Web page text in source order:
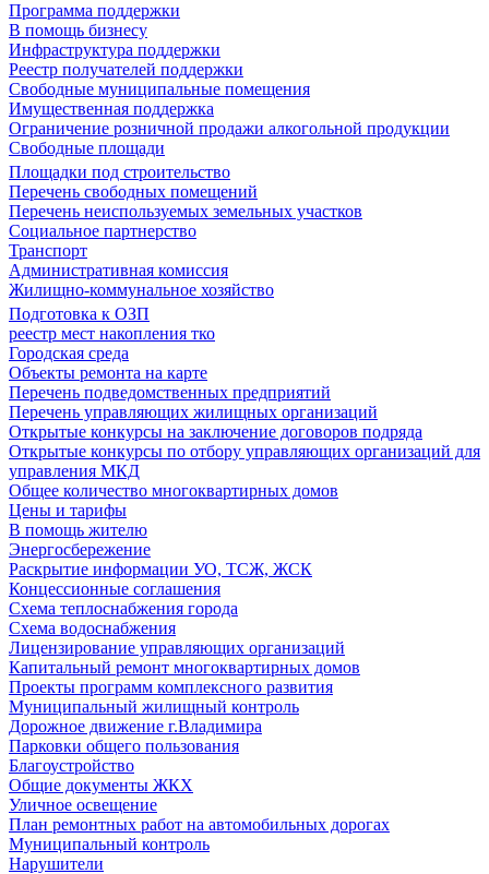
Программа поддержки
В помощь бизнесу
Инфраструктура поддержки
Реестр получателей поддержки
Свободные муниципальные помещения
Имущественная поддержка
Ограничение розничной продажи алкогольной продукции
Свободные площади
Площадки под строительство
Перечень свободных помещений
Перечень неиспользуемых земельных участков
Социальное партнерство
Транспорт
Административная комиссия
Жилищно-коммунальное хозяйство
Подготовка к ОЗП
реестр мест накопления тко
Городская среда
Объекты ремонта на карте
Перечень подведомственных предприятий
Перечень управляющих жилищных организаций
Открытые конкурсы на заключение договоров подряда
Открытые конкурсы по отбору управляющих организаций для
управления МКД
Общее количество многоквартирных домов
Цены и тарифы
В помощь жителю
Энергосбережение
Раскрытие информации УО, ТСЖ, ЖСК
Концессионные соглашения
Схема теплоснабжения города
Схема водоснабжения
Лицензирование управляющих организаций
Капитальный ремонт многоквартирных домов
Проекты программ комплексного развития
Муниципальный жилищный контроль
Дорожное движение г.Владимира
Парковки общего пользования
Благоустройство
Общие документы ЖКХ
Уличное освещение
План ремонтных работ на автомобильных дорогах
Муниципальный контроль
Нарушители